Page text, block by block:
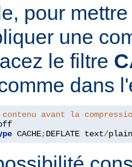
pour
une
le filtre
dans
contenu avant la
CACHE;DEFLATE text/plain